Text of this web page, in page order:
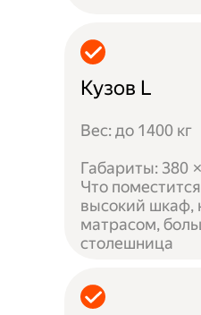
Кузов L
Вес: до 1400 кг
Габариты: 380
Что
высокий шкаф,
матрасом,
столешница